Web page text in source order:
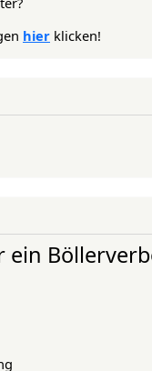
hier klicken!
ein